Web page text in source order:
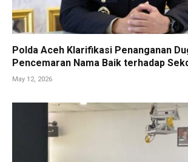
Polda Aceh Klarifikasi Penanganan
Pencemaran Nama Baik terhadap
May 12, 2026